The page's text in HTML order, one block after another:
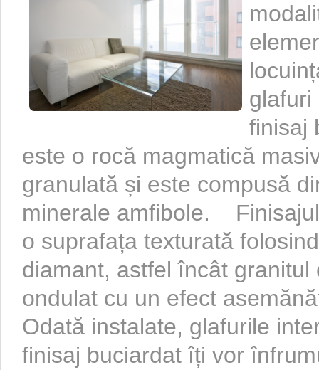
glafuri
finisaj
este o rocă magmatică
granulată și este compusă
minerale amfibole.
o suprafața texturată
diamant, astfel încât granitul
ondulat cu un efect
Odată instalate, glafurile
finisaj buciardat îți vor